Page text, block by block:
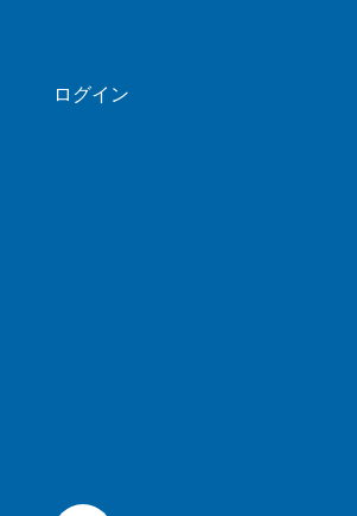
ログイン